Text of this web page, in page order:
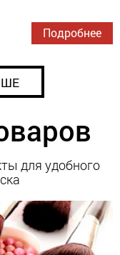
Подробнее
для удобного